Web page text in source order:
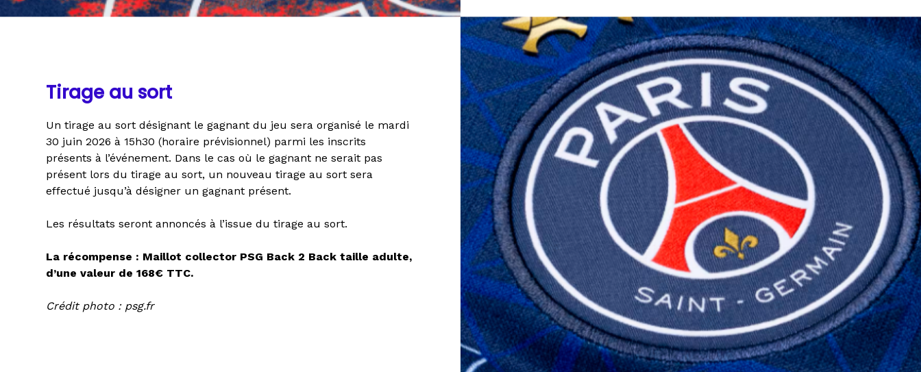
Tirage au sort
Un tirage au sort désignant le gagnant du jeu sera organisé le mardi
30 juin 2026 à 15h30 (horaire prévisionnel) parmi les inscrits
présents à l’événement. Dans le cas où le gagnant ne serait pas
présent lors du tirage au sort, un nouveau tirage au sort sera
effectué jusqu’à désigner un gagnant présent.
Les résultats seront annoncés à l’issue du tirage au sort.
La récompense : Maillot collector PSG Back 2 Back taille adulte,
d’une valeur de 168€ TTC.
Crédit photo : psg.fr